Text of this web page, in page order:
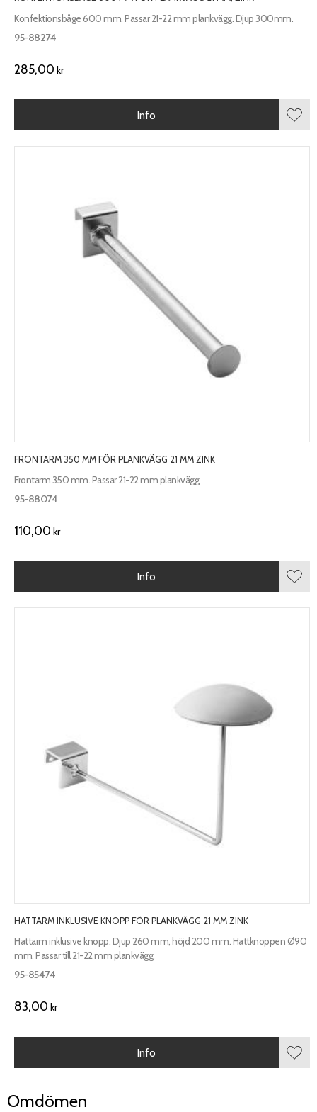
Omdömen
Konfektionsbåge 600 mm. Passar 21-22 mm plankvägg. Djup 300mm.
95-88274
285,00 kr
Info
FRONTARM 350 MM FÖR PLANKVÄGG 21 MM ZINK
Frontarm 350 mm. Passar 21-22 mm plankvägg.
95-88074
110,00 kr
Info
HATTARM INKLUSIVE KNOPP FÖR PLANKVÄGG 21 MM ZINK
Hattarm inklusive knopp. Djup 260 mm, höjd 200 mm. Hattknoppen Ø90
mm. Passar till 21-22 mm plankvägg.
95-85474
83,00 kr
Info